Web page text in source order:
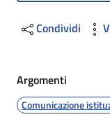
Condividi
Argomenti
Comunicazione